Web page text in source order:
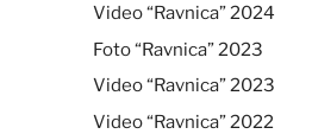
Video “Ravnica” 2024
Foto “Ravnica” 2023
Video “Ravnica” 2023
Video “Ravnica” 2022